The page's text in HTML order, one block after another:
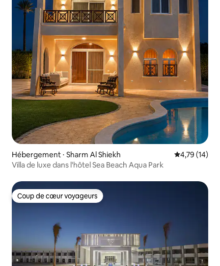
Hébergement ⋅ Sharm Al Shiekh Évaluation
4,79 (14)
Villa de luxe dans l'hôtel Sea Beach Aqua Park
Coup de cœur voyageurs
Coup de cœur voyageurs